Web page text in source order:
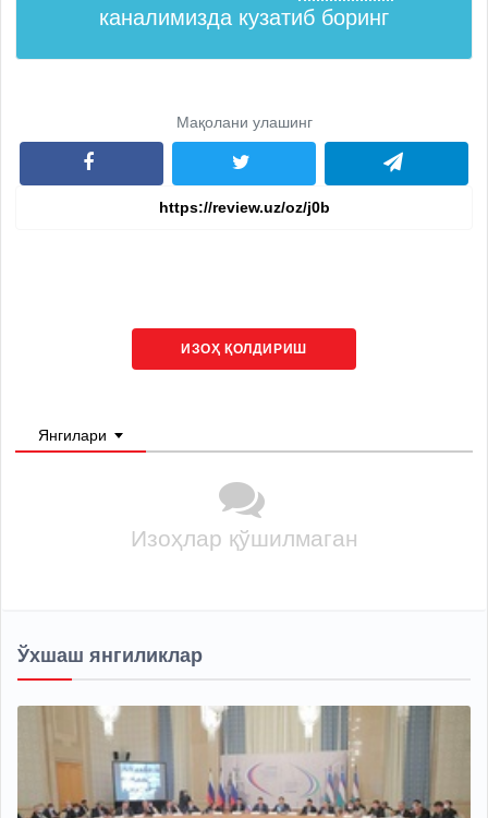
каналимизда кузатиб боринг
Мақолани улашинг
ИЗОҲ ҚОЛДИРИШ
Янгилари
Изоҳлар қўшилмаган
Ўхшаш янгиликлар